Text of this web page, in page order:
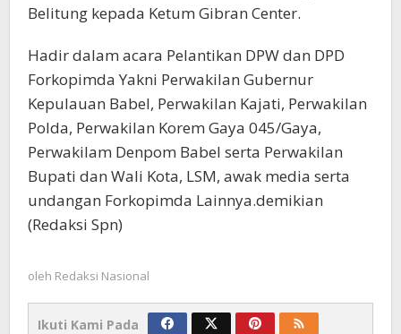
Belitung kepada Ketum Gibran Center.
Hadir dalam acara Pelantikan DPW dan DPD
Forkopimda Yakni Perwakilan Gubernur
Kepulauan Babel, Perwakilan Kajati, Perwakilan
Polda, Perwakilan Korem Gaya 045/Gaya,
Perwakilam Denpom Babel serta Perwakilan
Bupati dan Wali Kota, LSM, awak media serta
undangan Forkopimda Lainnya.demikian
(Redaksi Spn)
oleh Redaksi Nasional
Ikuti Kami Pada